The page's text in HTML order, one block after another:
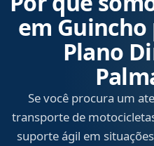
em
Plano
Se você procura um
transporte de
suporte ágil em